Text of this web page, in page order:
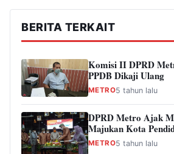
BERITA TERKAIT
Komisi II DPRD
PPDB Dikaji Ulang
METRO5 tahun lalu
DPRD Metro Ajak
Majukan Kota
METRO5 tahun lalu